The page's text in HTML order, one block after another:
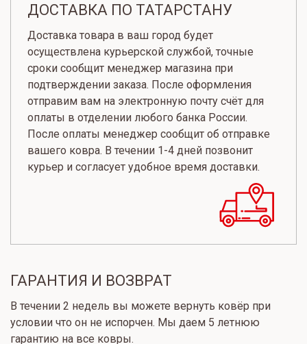
ДОСТАВКА ПО ТАТАРСТАНУ
Доставка товара в ваш город будет
осуществлена курьерской службой, точные
сроки сообщит менеджер магазина при
подтверждении заказа. После оформления
отправим вам на электронную почту счёт для
оплаты в отделении любого банка России.
После оплаты менеджер сообщит об отправке
вашего ковра. В течении 1-4 дней позвонит
курьер и согласует удобное время доставки.
ГАРАНТИЯ И ВОЗВРАТ
В течении 2 недель вы можете вернуть ковёр при
условии что он не испорчен. Мы даем 5 летнюю
гарантию на все ковры.